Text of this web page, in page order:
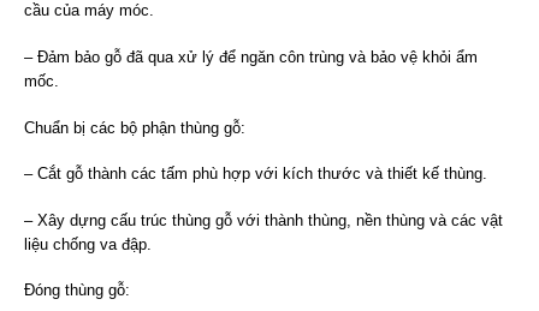
cầu của máy móc.
– Đảm bảo gỗ đã qua xử lý để ngăn côn trùng và bảo vệ khỏi ẩm
mốc.
Chuẩn bị các bộ phận thùng gỗ:
– Cắt gỗ thành các tấm phù hợp với kích thước và thiết kế thùng.
– Xây dựng cấu trúc thùng gỗ với thành thùng, nền thùng và các vật
liệu chống va đập.
Đóng thùng gỗ: